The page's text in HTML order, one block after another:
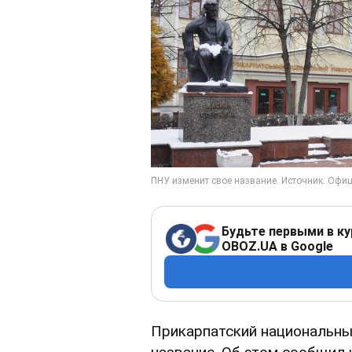
Будьте первыми в
OBOZ.UA в Google
Прикарпатский